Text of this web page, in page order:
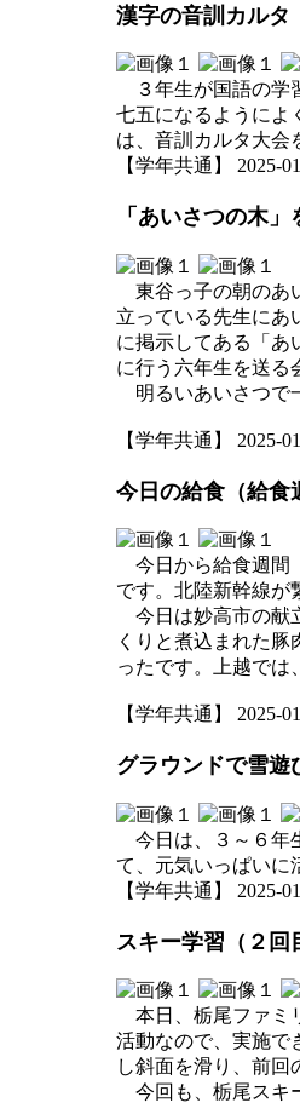
漢字の音訓カルタ
３年生が国語の学
七五になるように
は、音訓カルタ大会
【学年共通】 2025-
「あいさつの木」
東谷っ子の朝のあ
立っている先生にあ
に掲示してある「あ
に行う六年生を送る
明るいあいさつで
【学年共通】 2025-
今日の給食（給食
今日から給食週間
です。北陸新幹線が
今日は妙高市の献
くりと煮込まれた
ったです。上越では
【学年共通】 2025-
グラウンドで雪遊
今日は、３～６年
て、元気いっぱいに
【学年共通】 2025-
スキー学習（２回
本日、栃尾ファミ
活動なので、実施で
し斜面を滑り、前回
今回も、栃尾スキ